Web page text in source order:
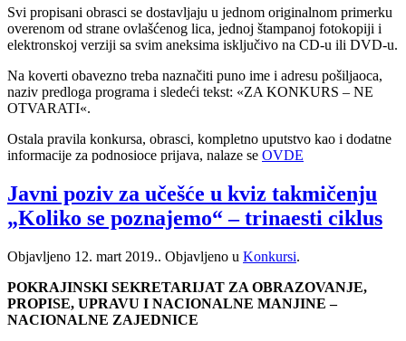
Svi propisani obrasci se dostavljaju u jednom originalnom primerku
overenom od strane ovlašćenog lica, jednoj štampanoj fotokopiji i
elektronskoj verziji sa svim aneksima isključivo na CD-u ili DVD-u.
Na koverti obavezno treba naznačiti puno ime i adresu pošiljaoca,
naziv predloga programa i sledeći tekst: «ZA KONKURS – NE
OTVARATI«.
Ostala pravila konkursa, obrasci, kompletno uputstvo kao i dodatne
informacije za podnosioce prijava, nalaze se OVDE
Javni poziv za učešće u kviz takmičenju
„Koliko se poznajemo“ – trinaesti ciklus
Objavljeno 12. mart 2019.. Objavljeno u Konkursi.
POKRAJINSKI SEKRETARIJAT ZA OBRAZOVANJE,
PROPISE, UPRAVU I NACIONALNE MANJINE –
NACIONALNE ZAJEDNICE